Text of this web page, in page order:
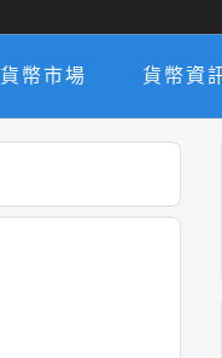
貨幣市場 貨幣資